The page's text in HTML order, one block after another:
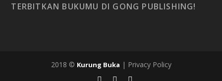
TERBITKAN BUKUMU DI GONG PUBLISHING!
2018 © Kurung Buka | Privacy Policy